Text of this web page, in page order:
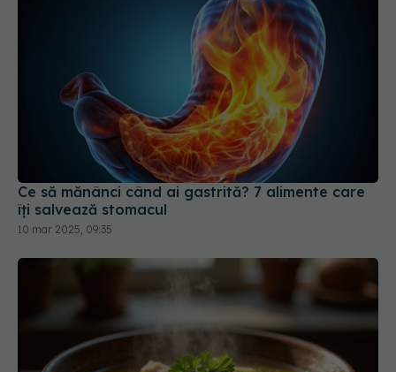
Ce să mănânci când ai gastrită? 7 alimente care
îți salvează stomacul
10 mar 2025, 09:35